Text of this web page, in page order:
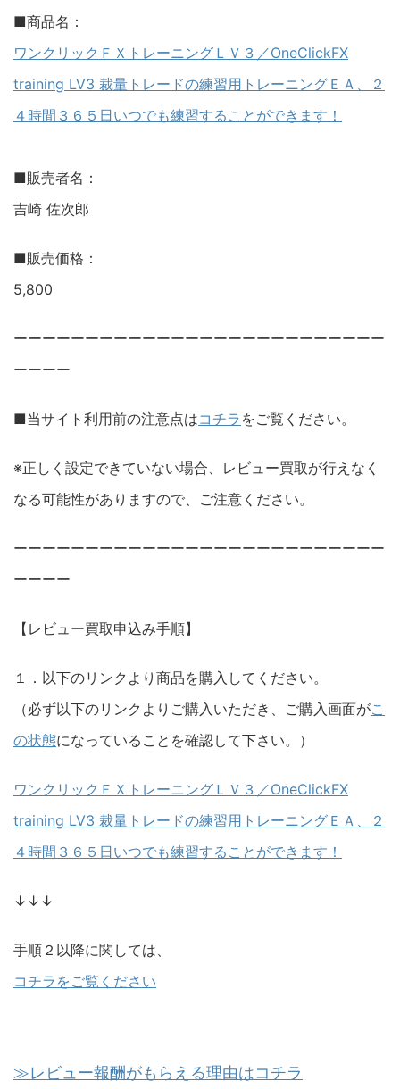
■商品名：
ワンクリックＦＸトレーニングＬＶ３／OneClickFX
training LV3 裁量トレードの練習用トレーニングＥＡ、２
４時間３６５日いつでも練習することができます！
■販売者名：
吉崎 佐次郎
■販売価格：
5,800
ーーーーーーーーーーーーーーーーーーーーーーーーーー
ーーーー
■当サイト利用前の注意点はコチラ をご覧ください。
※正しく設定できていない場合、レビュー買取が行えなく
なる可能性がありますので、ご注意ください。
ーーーーーーーーーーーーーーーーーーーーーーーーーー
ーーーー
【レビュー買取申込み手順】
１．以下のリンクより商品を購入してください。
（必ず以下のリンクよりご購入いただき、ご購入画面がこ
の状態になっていることを確認して下さい。）
ワンクリックＦＸトレーニングＬＶ３／OneClickFX
training LV3 裁量トレードの練習用トレーニングＥＡ、２
４時間３６５日いつでも練習することができます！
↓↓↓
手順２以降に関しては、
コチラをご覧ください
≫レビュー報酬がもらえる理由はコチラ